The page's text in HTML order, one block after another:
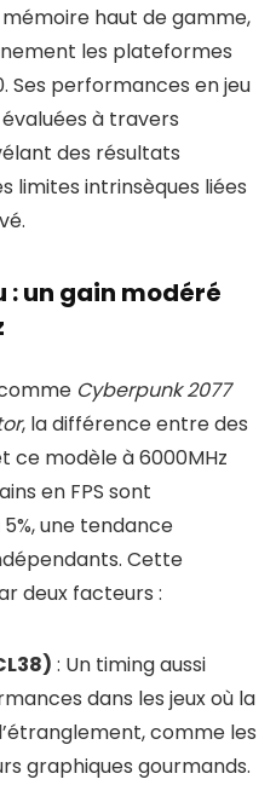
haut de gamme,
les plateformes
Ses performances en jeu
à travers
des résultats
limites intrinsèques liées
: un gain modéré
Cyberpunk 2077
, la différence entre des
ce modèle à 6000MHz
en FPS sont
une tendance
Cette
deux facteurs :
: Un timing aussi
dans les jeux où la
comme les
graphiques gourmands.